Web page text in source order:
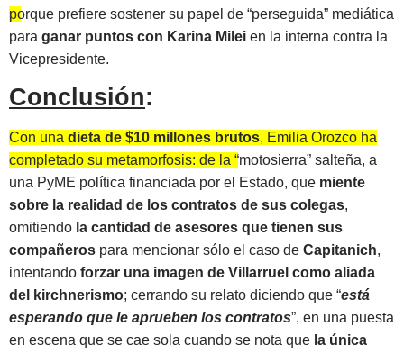
porque prefiere sostener su papel de “perseguida” mediática
para ganar puntos con Karina Milei en la interna contra la
Vicepresidente.
Conclusión:
Con una dieta de $10 millones brutos, Emilia Orozco ha
completado su metamorfosis: de la “motosierra” salteña, a
una PyME política financiada por el Estado, que miente
sobre la realidad de los contratos de sus colegas,
omitiendo la cantidad de asesores que tienen sus
compañeros para mencionar sólo el caso de Capitanich,
intentando forzar una imagen de Villarruel como aliada
del kirchnerismo; cerrando su relato diciendo que “está
esperando que le aprueben los contratos”, en una puesta
en escena que se cae sola cuando se nota que la única